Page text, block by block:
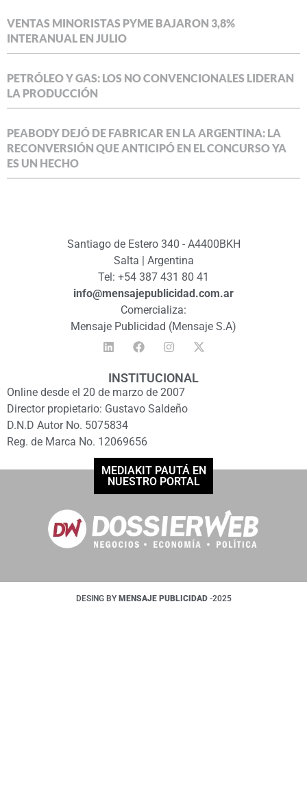
VENTAS MINORISTAS PYME BAJARON 3,8%
INTERANUAL EN JULIO
PETRÓLEO Y GAS: LOS NO CONVENCIONALES LIDERAN
LA PRODUCCIÓN
PEABODY DEJÓ DE FABRICAR EN LA ARGENTINA: LA
RECONVERSIÓN QUE ANTICIPÓ EN EL CONCURSO YA
ES UN HECHO
Santiago de Estero 340 - A4400BKH
Salta | Argentina
Tel: +54 387 431 80 41
info@mensajepublicidad.com.ar
Comercializa:
Mensaje Publicidad (Mensaje S.A)
INSTITUCIONAL
Online desde el 20 de marzo de 2007
Director propietario: Gustavo Saldeño
D.N.D Autor No. 5075834
Reg. de Marca No. 12069656
MEDIAKIT PAUTÁ EN
NUESTRO PORTAL
DESING BY MENSAJE PUBLICIDAD -2025